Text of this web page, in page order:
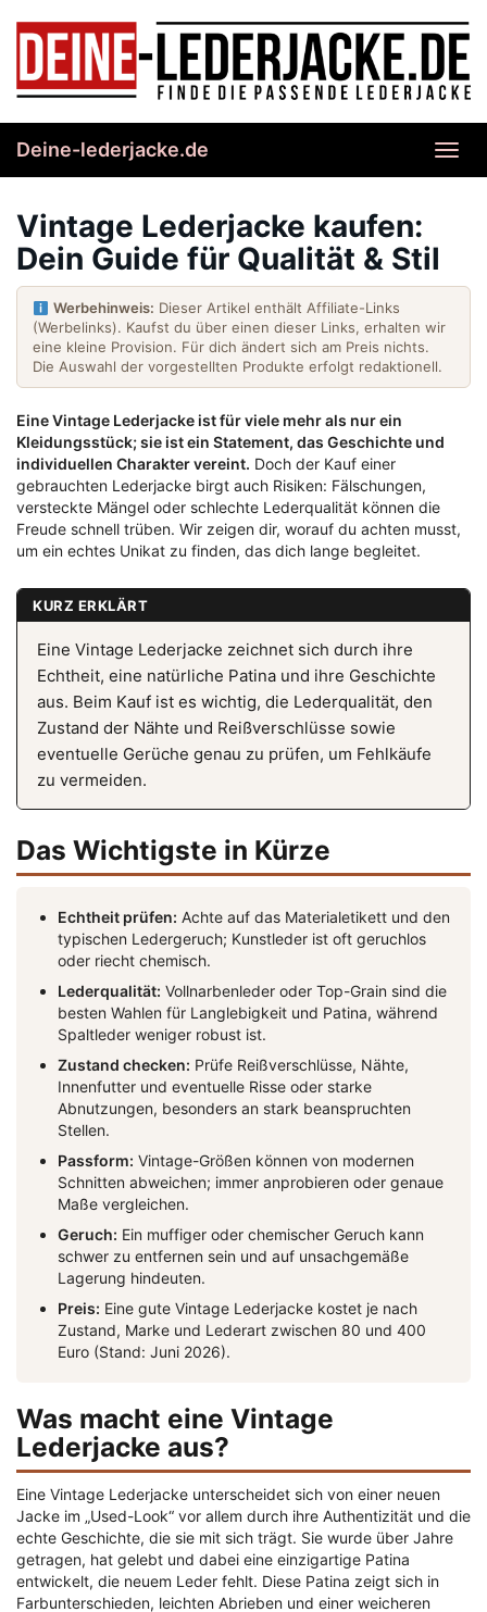
content
Deine-lederjacke.de
Vintage Lederjacke kaufen:
Dein Guide für Qualität & Stil
Werbehinweis: Dieser Artikel enthält Affiliate-Links
(Werbelinks). Kaufst du über einen dieser Links, erhalten wir
eine kleine Provision. Für dich ändert sich am Preis nichts.
Die Auswahl der vorgestellten Produkte erfolgt redaktionell.
Eine Vintage Lederjacke ist für viele mehr als nur ein
Kleidungsstück; sie ist ein Statement, das Geschichte und
individuellen Charakter vereint. Doch der Kauf einer
gebrauchten Lederjacke birgt auch Risiken: Fälschungen,
versteckte Mängel oder schlechte Lederqualität können die
Freude schnell trüben. Wir zeigen dir, worauf du achten musst,
um ein echtes Unikat zu finden, das dich lange begleitet.
KURZ ERKLÄRT
Eine Vintage Lederjacke zeichnet sich durch ihre
Echtheit, eine natürliche Patina und ihre Geschichte
aus. Beim Kauf ist es wichtig, die Lederqualität, den
Zustand der Nähte und Reißverschlüsse sowie
eventuelle Gerüche genau zu prüfen, um Fehlkäufe
zu vermeiden.
Das Wichtigste in Kürze
Echtheit prüfen: Achte auf das Materialetikett und den
typischen Ledergeruch; Kunstleder ist oft geruchlos
oder riecht chemisch.
Lederqualität: Vollnarbenleder oder Top-Grain sind die
besten Wahlen für Langlebigkeit und Patina, während
Spaltleder weniger robust ist.
Zustand checken: Prüfe Reißverschlüsse, Nähte,
Innenfutter und eventuelle Risse oder starke
Abnutzungen, besonders an stark beanspruchten
Stellen.
Passform: Vintage-Größen können von modernen
Schnitten abweichen; immer anprobieren oder genaue
Maße vergleichen.
Geruch: Ein muffiger oder chemischer Geruch kann
schwer zu entfernen sein und auf unsachgemäße
Lagerung hindeuten.
Preis: Eine gute Vintage Lederjacke kostet je nach
Zustand, Marke und Lederart zwischen 80 und 400
Euro (Stand: Juni 2026).
Was macht eine Vintage
Lederjacke aus?
Eine Vintage Lederjacke unterscheidet sich von einer neuen
Jacke im „Used-Look“ vor allem durch ihre Authentizität und die
echte Geschichte, die sie mit sich trägt. Sie wurde über Jahre
getragen, hat gelebt und dabei eine einzigartige Patina
entwickelt, die neuem Leder fehlt. Diese Patina zeigt sich in
Farbunterschieden, leichten Abrieben und einer weicheren